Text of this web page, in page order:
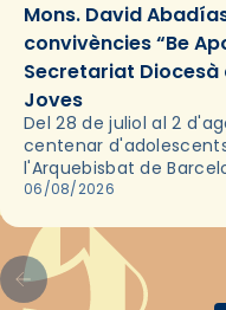
Mons. David
convivències “Be
Secretariat
Joves
Del 28 de juliol al 2
centenar
l'Arquebisbat de
les convivències Be
06/08/2026